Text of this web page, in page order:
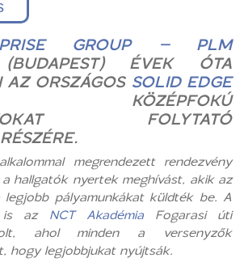
GROUP – PLM
ÉVEK ÓTA
AZ ORSZÁGOS SOLID EDGE
KÖZÉPFOKÚ
FOLYTATÓ
megrendezett rendezvény
hallgatók nyertek meghívást, akik az
pályamunkákat küldték be. A
is az NCT AkadémiaFogarasi úti
ahol minden a versenyzők
hogy legjobbjukat nyújtsák.